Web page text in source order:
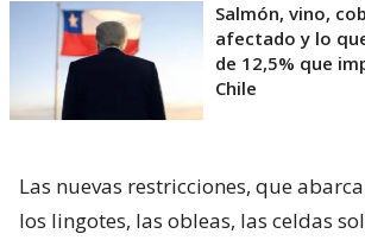
Salmón, vino,
afectado y lo
de 12,5% que
Chile
Las nuevas restricciones, que
los lingotes, las obleas, las celdas